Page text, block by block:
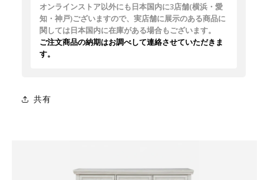
オンラインストア以外にも日本国内に3店舗(横浜・愛
知・神戸)ございますので、実店舗に展示のある商品に
関しては日本国内に在庫がある場合もございます。
ご注文商品の納期はお調べして連絡させていただきま
す。
共有